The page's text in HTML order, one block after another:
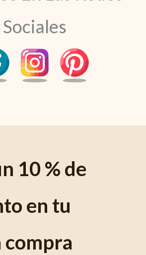
Sociales
10 % de
en tu